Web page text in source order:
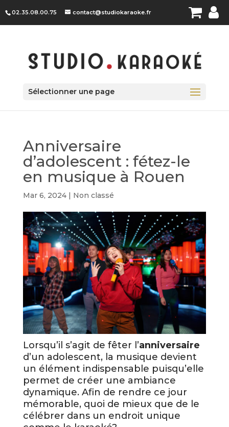
02.35.08.00.75 contact@studiokaraoke.fr
Sélectionner une page
Anniversaire
d’adolescent : fétez-le
en musique à Rouen
Mar 6, 2024| Non classé
Lorsqu’il s’agit de fêter l’anniversaire
d’un adolescent, la musique devient
un élément indispensable puisqu’elle
permet de créer une ambiance
dynamique. Afin de rendre ce jour
mémorable, quoi de mieux que de le
célébrer dans un endroit unique